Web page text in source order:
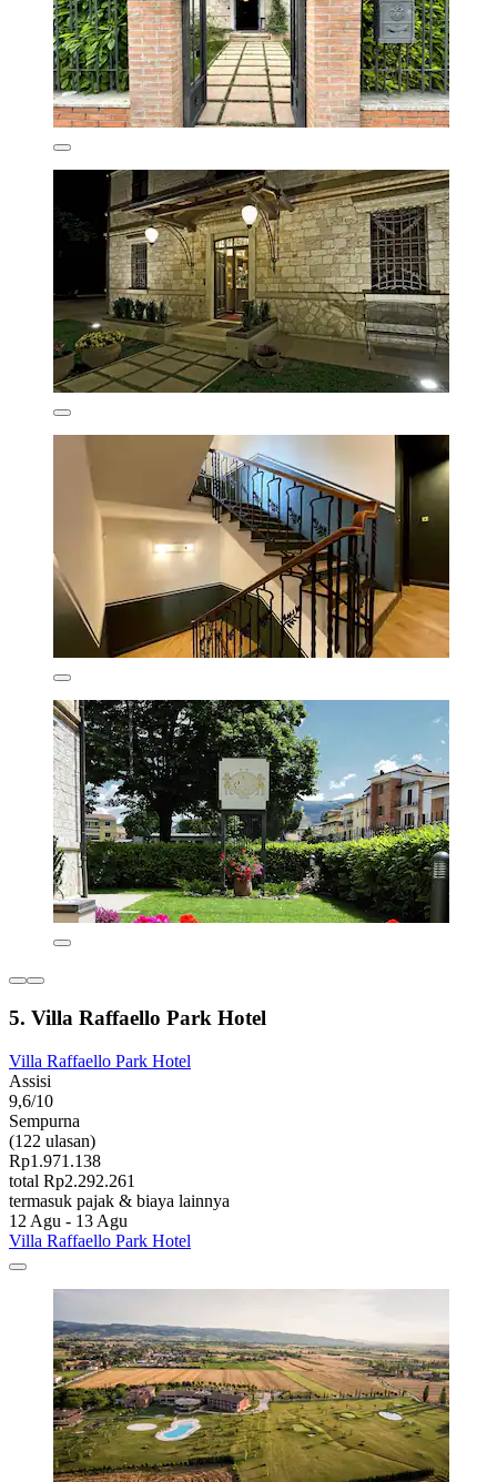
5. Villa Raffaello Park Hotel
Villa Raffaello Park Hotel
Assisi
9,6/10
Sempurna
(122 ulasan)
Rp1.971.138
total Rp2.292.261
termasuk pajak & biaya lainnya
12 Agu - 13 Agu
Villa Raffaello Park Hotel